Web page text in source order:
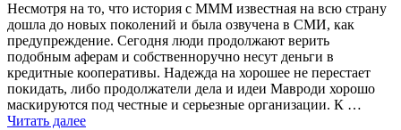
Несмотря на то, что история с МММ известная на всю страну
дошла до новых поколений и была озвучена в СМИ, как
предупреждение. Сегодня люди продолжают верить
подобным аферам и собственноручно несут деньги в
кредитные кооперативы. Надежда на хорошее не перестает
покидать, либо продолжатели дела и идеи Мавроди хорошо
маскируются под честные и серьезные организации. К …
Читать далее